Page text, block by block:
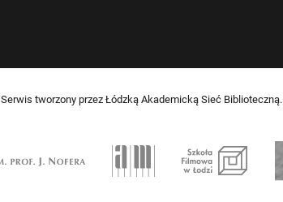
Serwis tworzony przez Łódzką Akademicką Sieć Biblioteczną.